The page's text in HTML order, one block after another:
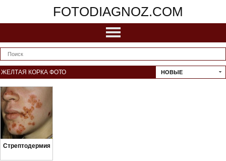
FOTODIAGNOZ.COM
ЖЕЛТАЯ КОРКА ФОТО НОВЫЕ
Стрептодермия